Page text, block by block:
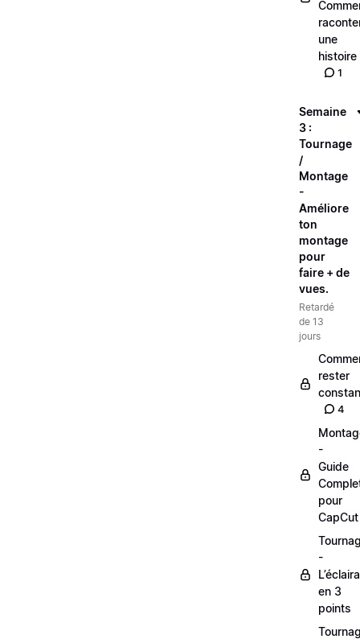
une
histoire
1
Semaine
3 :
Tournage
/
Montage
-
Améliore
ton
montage
pour
faire + de
vues.
Retardé
de 13
jours
rester
4
-
Guide
pour
CapCut
-
en 3
points